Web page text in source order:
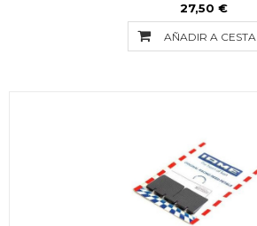
27,50 €
AÑADIR A CESTA